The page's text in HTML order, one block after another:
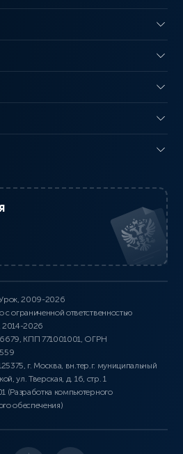
2009-2026
ограниченной ответственностью
2026
КПП 771001001, ОГРН
г. Москва, вн.тер.г. муниципальный
ул. Тверская, д. 16, стр. 1
(Разработка компьютерного
обеспечения)